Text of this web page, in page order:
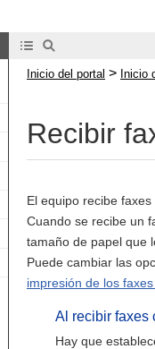
Inicio del portal > Inicio
Recibir
El equipo recibe
Cuando se recibe un
tamaño de papel que
Puede cambiar las
impresión de los
Al recibir faxes
Hay que